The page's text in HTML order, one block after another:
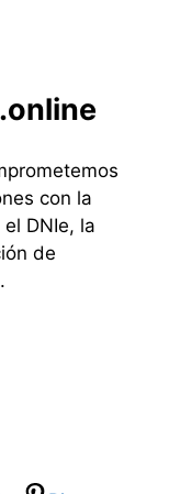
con la
el DNIe, la
de